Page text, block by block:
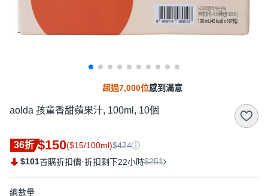
超過7,000位感到滿意
aolda 孩童香甜蘋果汁, 100ml, 10個
36折 $150($15/100ml)$424
$101首購折扣價·折扣剩下22小時$251
總數量